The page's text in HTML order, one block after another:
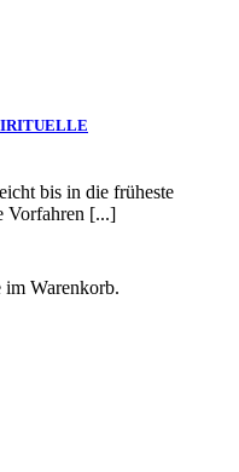
im Warenkorb.
bis in die früheste
Vorfahren [...]